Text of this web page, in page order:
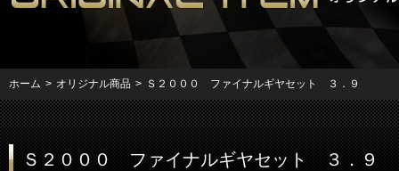
ホーム > オリジナル商品 > Ｓ２０００ ファイナルギヤセット ３．９
Ｓ２０００ ファイナルギヤセット ３．９